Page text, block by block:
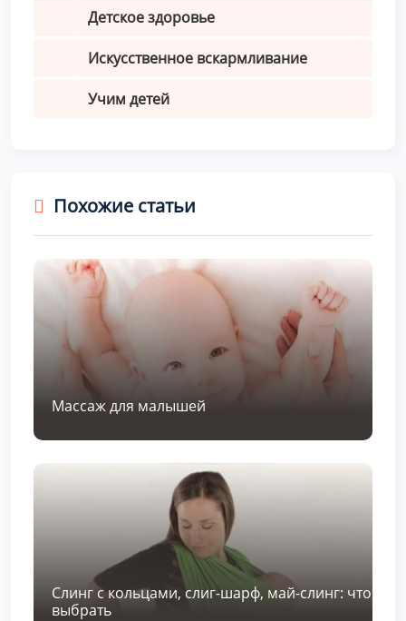
Детское здоровье
Искусственное вскармливание
Учим детей
Похожие статьи
Массаж для малышей
Слинг с кольцами, слиг-шарф, май-слинг: что
выбрать